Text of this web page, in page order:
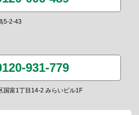
5-2-43
931-779
国富1丁目14-2 みらいビル1F